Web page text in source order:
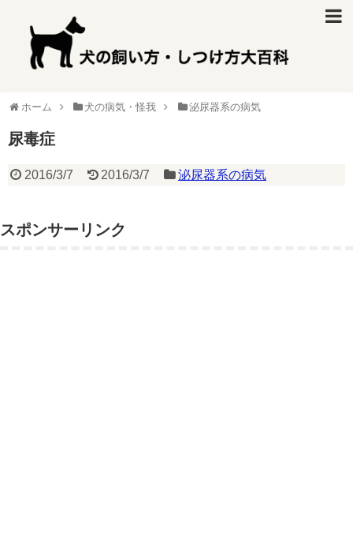
ホーム 犬の病気・怪我 泌尿器系の病気
尿毒症
2016/3/7 2016/3/7 泌尿器系の病気
スポンサーリンク